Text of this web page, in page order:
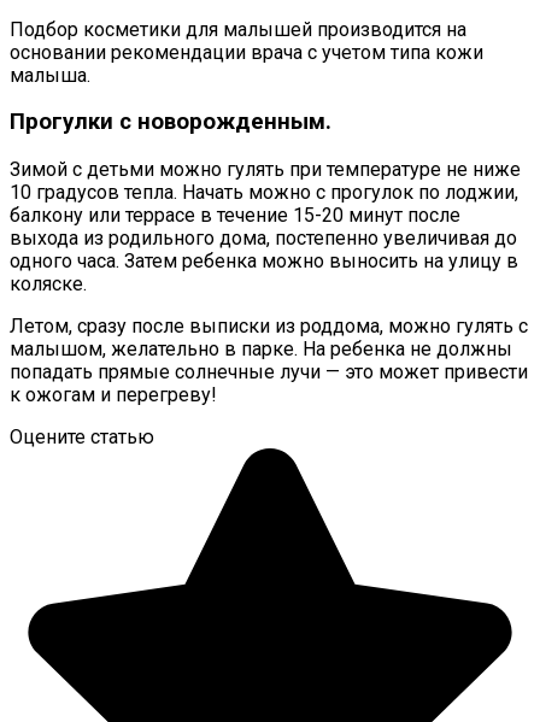
Подбор косметики для малышей производится на
основании рекомендации врача с учетом типа кожи
малыша.
Прогулки с новорожденным.
Зимой с детьми можно гулять при температуре не ниже
10 градусов тепла. Начать можно с прогулок по лоджии,
балкону или террасе в течение 15-20 минут после
выхода из родильного дома, постепенно увеличивая до
одного часа. Затем ребенка можно выносить на улицу в
коляске.
Летом, сразу после выписки из роддома, можно гулять с
малышом, желательно в парке. На ребенка не должны
попадать прямые солнечные лучи — это может привести
к ожогам и перегреву!
Оцените статью